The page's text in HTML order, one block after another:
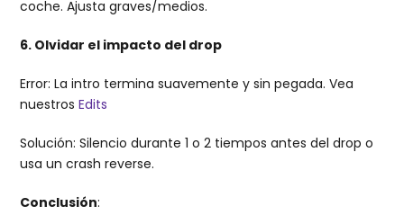
coche. Ajusta graves/medios.
6. Olvidar el impacto del drop
Error: La intro termina suavemente y sin pegada. Vea
nuestrosEdits
Solución: Silencio durante 1 o 2 tiempos antes del drop o
usa un crash reverse.
Conclusión: